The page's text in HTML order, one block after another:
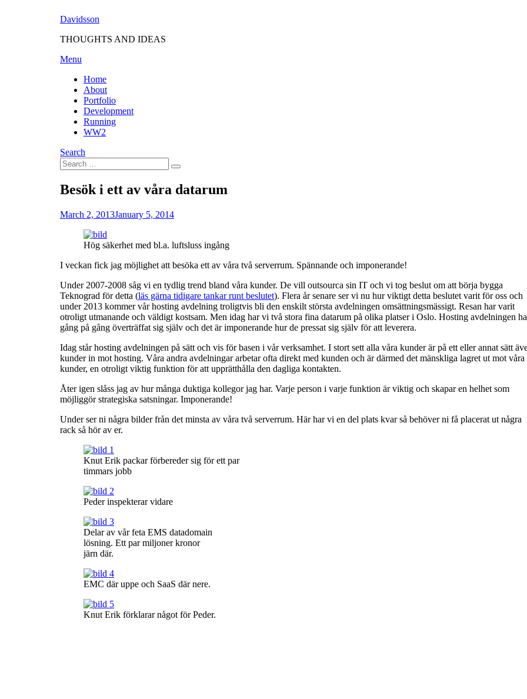
Davidsson
THOUGHTS AND IDEAS
Menu
Home
About
Portfolio
Development
Running
WW2
Search
Search
for:
Search
Besök i ett av våra datarum
byFredrik
Posted
March 2, 2013January 5, 2014
Hög säkerhet med bl.a. luftsluss ingång
I veckan fick jag möjlighet att besöka ett av våra två serverrum. Spännande och imponerande!
Under 2007-2008 såg vi en tydlig trend bland våra kunder. De vill outsourca sin IT och vi tog beslut om att börja bygga
Teknograd för detta (läs gärna tidigare tankar runt beslutet). Flera år senare ser vi nu hur viktigt detta beslutet varit för oss och
under 2013 kommer vår hosting avdelning troligtvis bli den enskilt största avdelningen omsättningsmässigt. Resan har varit
otroligt utmanande och väldigt kostsam. Men idag har vi två stora fina datarum på olika platser i Oslo. Hosting avdelningen
gång på gång överträffat sig själv och det är imponerande hur de pressat sig själv för att leverera.
Idag står hosting avdelningen på sätt och vis för basen i vår verksamhet. I stort sett alla våra kunder är på ett eller annat sätt
kunder in mot hosting. Våra andra avdelningar arbetar ofta direkt med kunden och är därmed det mänskliga lagret ut mot våra
kunder, en otroligt viktig funktion för att upprätthålla den dagliga kontakten.
Åter igen slåss jag av hur många duktiga kollegor jag har. Varje person i varje funktion är viktig och skapar en helhet som
möjliggör strategiska satsningar. Imponerande!
Under ser ni några bilder från det minsta av våra två serverrum. Här har vi en del plats kvar så behöver ni få placerat ut några
rack så hör av er.
Knut Erik packar förbereder sig för ett par
timmars jobb
Peder inspekterar vidare
Delar av vår feta EMS datadomain
lösning. Ett par miljoner kronor
järn där.
EMC där uppe och SaaS där nere.
Knut Erik förklarar något för Peder.